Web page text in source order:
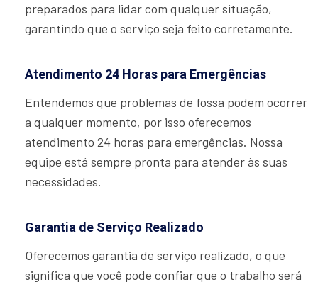
preparados para lidar com qualquer situação,
garantindo que o serviço seja feito corretamente.
Atendimento 24 Horas para Emergências
Entendemos que problemas de fossa podem ocorrer
a qualquer momento, por isso oferecemos
atendimento 24 horas para emergências. Nossa
equipe está sempre pronta para atender às suas
necessidades.
Garantia de Serviço Realizado
Oferecemos garantia de serviço realizado, o que
significa que você pode confiar que o trabalho será